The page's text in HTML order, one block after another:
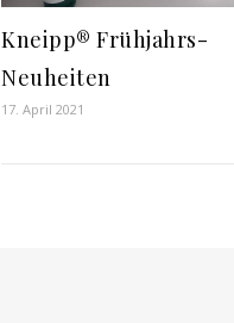
Kneipp® Frühjahrs-
Neuheiten
17. April 2021